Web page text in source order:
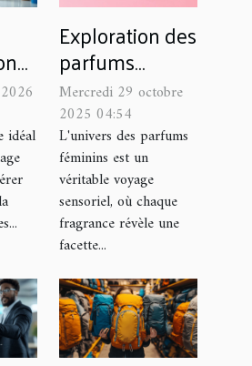
un
idéal
Exploration des
parfums
féminins :
Comment
choisir selon
l'intensité et
l'occasion ?
Mercredi 29 octobre
2025 04:54
L'univers des parfums
féminins est un
véritable voyage
sensoriel, où chaque
fragrance révèle une
facette...